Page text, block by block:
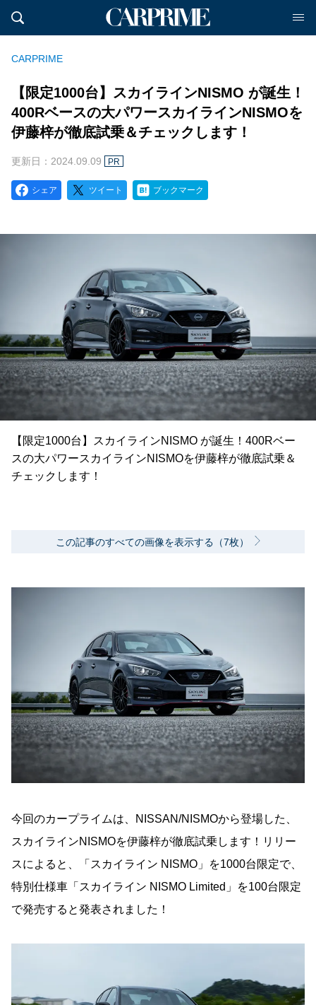
CARPRIME
【限定1000台】スカイラインNISMO が誕生！
400Rベースの大パワースカイラインNISMOを
伊藤梓が徹底試乗＆チェックします！
更新日：2024.09.09 PR
シェア ツイート ブックマーク
【限定1000台】スカイラインNISMO が誕生！400Rベー
スの大パワースカイラインNISMOを伊藤梓が徹底試乗＆
チェックします！
この記事のすべての画像を表示する（7枚）
今回のカープライムは、NISSAN/NISMOから登場した、
スカイラインNISMOを伊藤梓が徹底試乗します！リリー
スによると、「スカイライン NISMO」を1000台限定で、
特別仕様車「スカイライン NISMO Limited」を100台限定
で発売すると発表されました！